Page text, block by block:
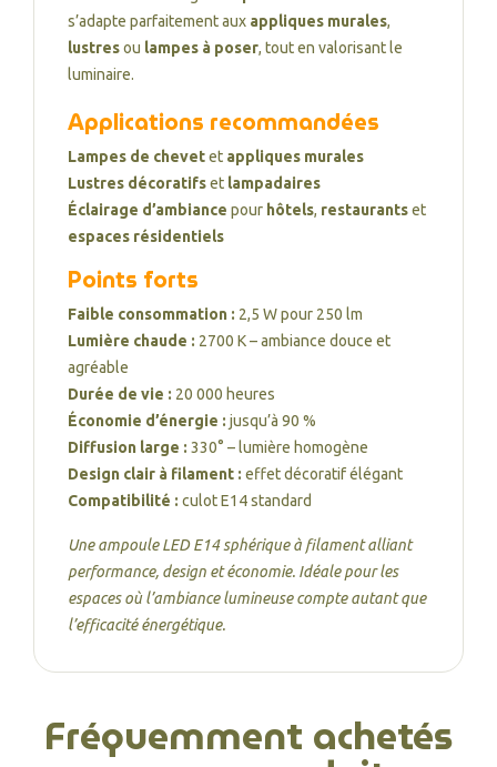
s’adapte parfaitement aux appliques murales,
lustresou lampes à poser, tout en valorisant le
luminaire.
Applications recommandées
Lampes de chevetet appliques murales
Lustres décoratifset lampadaires
Éclairage d’ambiance pour hôtels, restaurantset
espaces résidentiels
Points forts
Faible consommation : 2,5 W pour 250 lm
Lumière chaude : 2700 K – ambiance douce et
agréable
Durée de vie : 20 000 heures
Économie d’énergie : jusqu’à 90 %
Diffusion large : 330° – lumière homogène
Design clair à filament : effet décoratif élégant
Compatibilité : culot E14 standard
Une ampoule LED E14 sphérique à filament alliant
performance, design et économie. Idéale pour les
espaces où l’ambiance lumineuse compte autant que
l’efficacité énergétique.
Fréquemment achetés